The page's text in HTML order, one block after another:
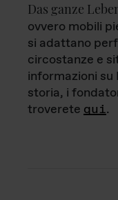
Das ganze
ovvero mobili
si adattano
circostanze e
informazioni su
storia, i
troverete qui.